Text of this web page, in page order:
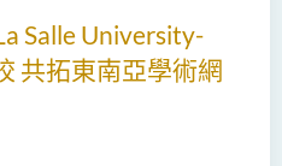
Salle University-
共拓東南亞學術網